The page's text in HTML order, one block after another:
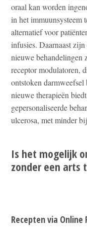
oraal kan worden
in het immuunsysteem
alternatief voor
infusies. Daarnaast
nieuwe behandelingen
receptor modulatoren,
ontstoken
nieuwe therapieën
gepersonaliseerde
ulcerosa, met minder
Is het mogelijk
zonder een arts
Recepten via